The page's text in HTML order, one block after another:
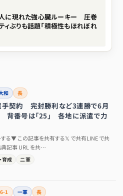
人に現れた強心臓ルーキー 圧巻
ぶりも話題「積極性もほれぼれ
和 長
手契約 完封勝利など3連勝で6月
背番号は「25」 各地に派遣で力
る▼ この記事を共有する𝕏 で共有LINE で共
記事 URL を共…
育成 二軍
6-1 一軍 長